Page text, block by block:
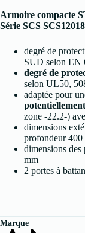
Armoire compacte
Série SCS
degré de
SUD selon EN
degré de
selon UL50,
adaptée pour
zone -22.2-)
dimensions
profondeur 400
dimensions
mm
2 portes à
Marque